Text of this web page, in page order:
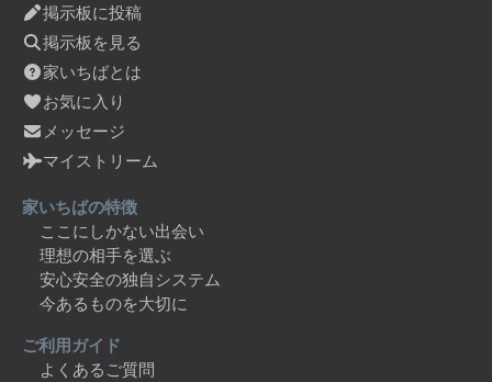
掲示板に投稿
掲示板を見る
家いちばとは
お気に入り
メッセージ
マイストリーム
家いちばの特徴
ここにしかない出会い
理想の相手を選ぶ
安心安全の独自システム
今あるものを大切に
ご利用ガイド
よくあるご質問